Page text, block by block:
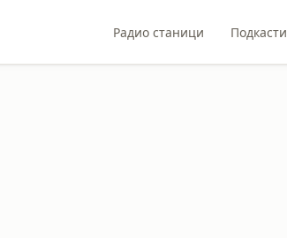
Радио станици Подкасти